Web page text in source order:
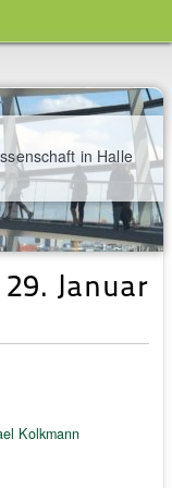
in Halle
Januar
Kolkmann